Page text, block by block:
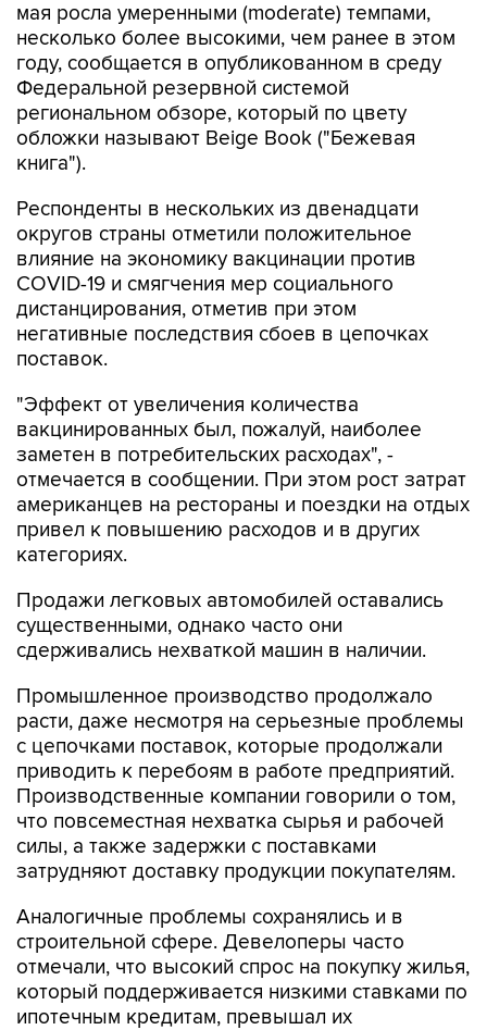
мая росла умеренными (moderate) темпами,
несколько более высокими, чем ранее в этом
году, сообщается в опубликованном в среду
Федеральной резервной системой
региональном обзоре, который по цвету
обложки называют Beige Book ("Бежевая
книга").
Респонденты в нескольких из двенадцати
округов страны отметили положительное
влияние на экономику вакцинации против
COVID-19 и смягчения мер социального
дистанцирования, отметив при этом
негативные последствия сбоев в цепочках
поставок.
"Эффект от увеличения количества
вакцинированных был, пожалуй, наиболее
заметен в потребительских расходах", -
отмечается в сообщении. При этом рост затрат
американцев на рестораны и поездки на отдых
привел к повышению расходов и в других
категориях.
Продажи легковых автомобилей оставались
существенными, однако часто они
сдерживались нехваткой машин в наличии.
Промышленное производство продолжало
расти, даже несмотря на серьезные проблемы
с цепочками поставок, которые продолжали
приводить к перебоям в работе предприятий.
Производственные компании говорили о том,
что повсеместная нехватка сырья и рабочей
силы, а также задержки с поставками
затрудняют доставку продукции покупателям.
Аналогичные проблемы сохранялись и в
строительной сфере. Девелоперы часто
отмечали, что высокий спрос на покупку жилья,
который поддерживается низкими ставками по
ипотечным кредитам, превышал их